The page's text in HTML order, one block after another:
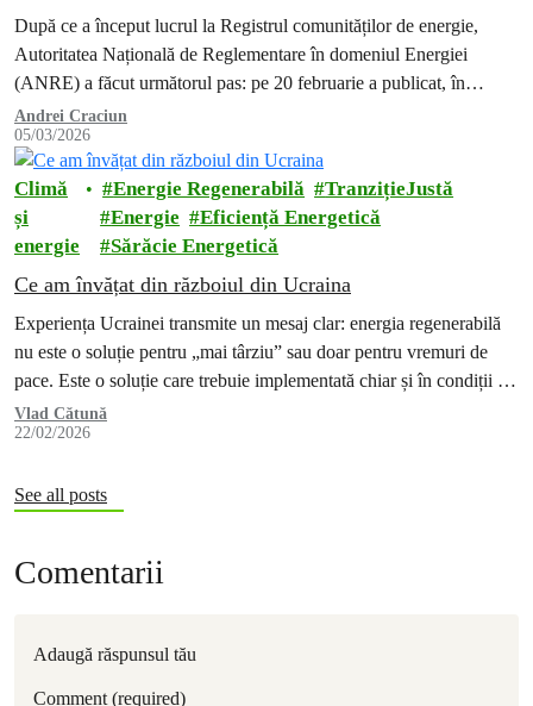
După ce a început lucrul la Registrul comunităților de energie,
Autoritatea Națională de Reglementare în domeniul Energiei
(ANRE) a făcut următorul pas: pe 20 februarie a publicat, în
dezbatere publică,…
Andrei Craciun
05/03/2026
Climă
și
energie
Energie Regenerabilă
TranzițieJustă
Energie
Eficiență Energetică
Sărăcie Energetică
Ce am învățat din războiul din Ucraina
Experiența Ucrainei transmite un mesaj clar: energia regenerabilă
nu este o soluție pentru „mai târziu” sau doar pentru vremuri de
pace. Este o soluție care trebuie implementată chiar și în condiții de
criză, dacă vrem să protejăm oamenii și să reducem vulnerabilitatea
societății în fața violenței și autoritarismului.
Vlad Cătună
22/02/2026
See all posts
Comentarii
Adaugă răspunsul tău
Comment (required)